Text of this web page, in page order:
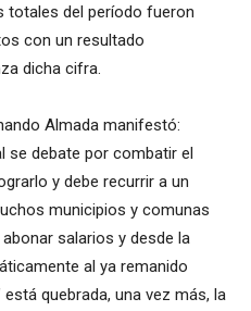
totales del período fueron
con un resultado
dicha cifra.
Almada manifestó:
se debate por combatir el
y debe recurrir a un
municipios y comunas
salarios y desde la
al ya remanido
está quebrada, una vez más, la